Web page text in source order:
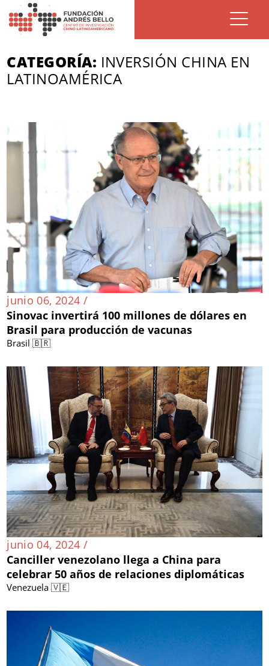
CATEGORÍA: INVERSIÓN CHINA EN
LATINOAMÉRICA
junio 06, 2024 /
Sinovac invertirá 100 millones de dólares en
Brasil para producción de vacunas
Brasil 🇧🇷
junio 04, 2024 /
Canciller venezolano llega a China para
celebrar 50 años de relaciones diplomáticas
Venezuela 🇻🇪